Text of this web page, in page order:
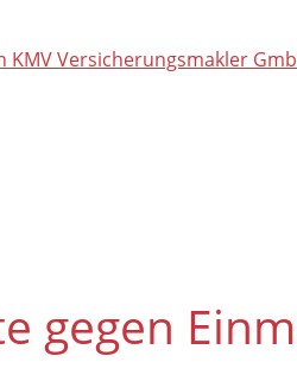
gegen